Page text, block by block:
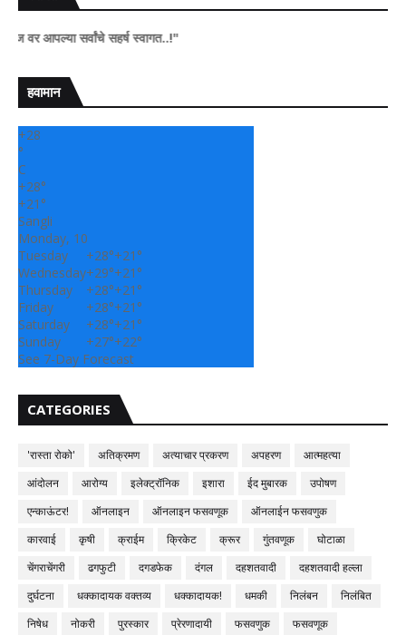
सर्वांचे सहर्ष स्वागत..!"
हवामान
+28
°
C
+28°
+21°
Sangli
Monday, 10
Tuesday
+28°+21°
Wednesday+29°+21°
Thursday
+28°+21°
Friday
+28°+21°
Saturday
+28°+21°
Sunday
+27°+22°
See 7-Day Forecast
CATEGORIES
'रास्ता रोको' अतिक्रमण अत्याचार प्रकरण अपहरण
आत्महत्या
आंदोलन
आरोग्य इलेक्ट्रॉनिक इशारा ईद मुबारक
उपोषण
एन्काऊंटर!
ऑनलाइन ऑनलाइन फसवणूक
ऑनलाईन फसवणुक
कारवाई
कृषी क्राईम क्रिकेट क्रूर गुंतवणूक
घोटाळा
चेंगराचेंगरी
ढगफुटी दगडफेक दंगल दहशतवादी
दहशतवादी हल्ला
दुर्घटना
धक्कादायक वक्तव्य धक्कादायक! धमकी निलंबन
निलंबित
निषेध
नोकरी पुरस्कार प्रेरणादायी फसवणुक
फसवणूक